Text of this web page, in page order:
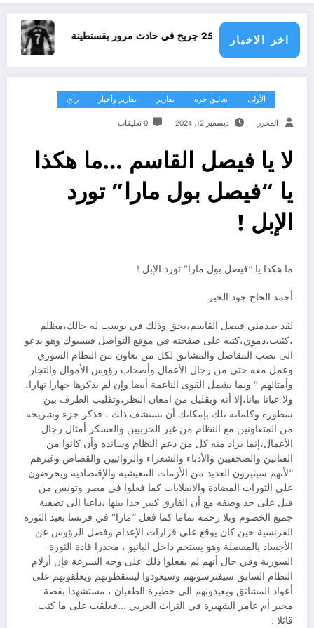
اخر الاخبار مؤامرة فينيسيوس ضد
الأولى تعاليق حرة تقارير تقارير وأخبار رأي
المحرر ديسمبر 12, 2024 0 تعليقات
لا يا فيصل القاسم …ما هكذا
يا “فيصل بول مارا” تورد
الإبل !
ما هكذا يا “فيصل بول مارا” تورد الإبل !
أحمد الحاج جود الخير
لقد صدمني فيصل القاسم،بحق وذلك في بوست له حالك،مظلم
،كئيب،دموي،كتبه على صفحته في موقع التواصل فيسبوك وهو يدعو
الى نصب المقاصل والمشانق لكل من تعاون من النظام السوري
وعمل معه حتى من رجال الأعمال وأصحاب رؤوس الأموال والتجار
وأمثالهم ” وبما يشمل القوى الناعمة أيضا وإن لم يذكرها جهارا نهارا،
ولا عيانا بيانا،إلا أنه وبقليل من امعان النظر،وتقليب الطرف بين
سطوره وكلماته تلك بإمكانك أن تستشف ذلك ، فذكر جزء وشريحة
من المتعاونين مع النظام من غير الحزبيين والعسكر أمثال رجال
الأعمال،إنما يراد منه كل من دعم النظام وسانده وأن كانوا من
الفنانين والصحفيين والأدباء والشعراء والروائيين والقصاص وغيرهم
“لأنهم سيثيرون العديد من الأزمات المعيشية والإقتصادية ويحرضون
على الثورات المضادة والانقلابات كما فعلوا في مصر وتونس من
قبل على حد وصفه مع أن الفارق كبير جدا بينها ،داعيا الى تصفية
جميع الخصوم وبلا رحمة تماما كما فعل “مارا” في فرنسا بعيد الثورة
الفرنسية حين كان يوقع على قرارات الإعدام وفصل الرؤوس عن
الأجساد بالمقصلة وهو يستحم داخل البانيو ، محذرا قادة الثورة
السورية وفي حال أنهم لم يفعلوا ذلك على وجه السرعة فإن أزلام
النظام السابق سيفترسونهم وسيعودوا ليسقطونهم ويعلقونهم على
أعواد المشانق ويعيدونهم الى حظيرة الطغيان ، مستشهدا بقصة
مجير أم عامر الشهيرة في التراث العربي …فعلقت على ما كتب
قائلا :